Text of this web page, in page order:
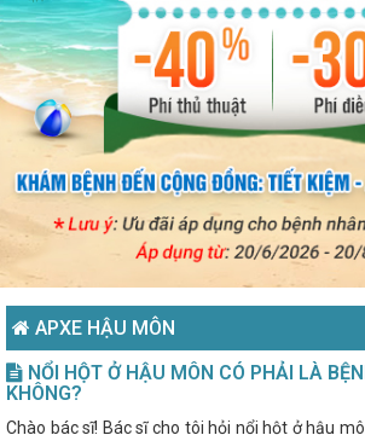
APXE HẬU MÔN
NỔI HỘT Ở HẬU MÔN CÓ PHẢI LÀ
KHÔNG?
Chào bác sĩ! Bác sĩ cho tôi hỏi nổi hột ở hậu